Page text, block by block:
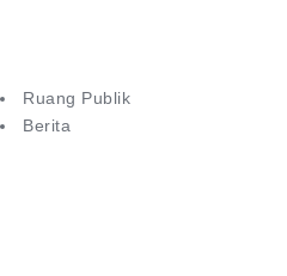
Ruang Publik
Berita